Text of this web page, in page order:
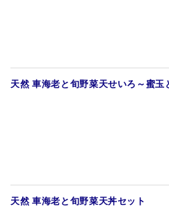
天然 車海老と旬野菜天せいろ～蜜玉
天然 車海老と旬野菜天丼セット